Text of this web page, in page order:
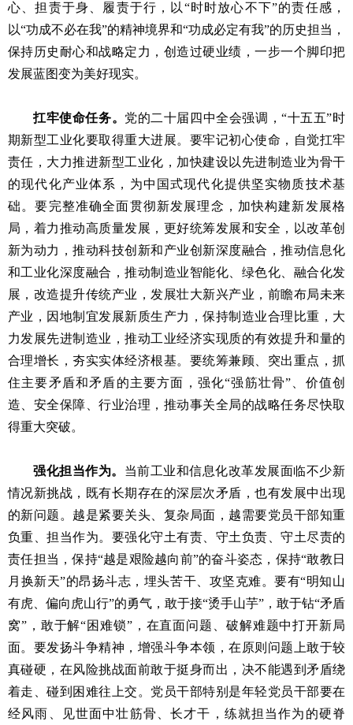
心、担责于身、履责于行，以“时时放心不下”的责任感，
以“功成不必在我”的精神境界和“功成必定有我”的历史担当，
保持历史耐心和战略定力，创造过硬业绩，一步一个脚印把
发展蓝图变为美好现实。
扛牢使命任务。 党的二十届四中全会强调，“十五五”时
期新型工业化要取得重大进展。要牢记初心使命，自觉扛牢
责任，大力推进新型工业化，加快建设以先进制造业为骨干
的现代化产业体系，为中国式现代化提供坚实物质技术基
础。要完整准确全面贯彻新发展理念，加快构建新发展格
局，着力推动高质量发展，更好统筹发展和安全，以改革创
新为动力，推动科技创新和产业创新深度融合，推动信息化
和工业化深度融合，推动制造业智能化、绿色化、融合化发
展，改造提升传统产业，发展壮大新兴产业，前瞻布局未来
产业，因地制宜发展新质生产力，保持制造业合理比重，大
力发展先进制造业，推动工业经济实现质的有效提升和量的
合理增长，夯实实体经济根基。要统筹兼顾、突出重点，抓
住主要矛盾和矛盾的主要方面，强化“强筋壮骨”、价值创
造、安全保障、行业治理，推动事关全局的战略任务尽快取
得重大突破。
强化担当作为。 当前工业和信息化改革发展面临不少新
情况新挑战，既有长期存在的深层次矛盾，也有发展中出现
的新问题。越是紧要关头、复杂局面，越需要党员干部知重
负重、担当作为。要强化守土有责、守土负责、守土尽责的
责任担当，保持“越是艰险越向前”的奋斗姿态，保持“敢教日
月换新天”的昂扬斗志，埋头苦干、攻坚克难。要有“明知山
有虎、偏向虎山行”的勇气，敢于接“烫手山芋”，敢于钻“矛盾
窝”，敢于解“困难锁”，在直面问题、破解难题中打开新局
面。要发扬斗争精神，增强斗争本领，在原则问题上敢于较
真碰硬，在风险挑战面前敢于挺身而出，决不能遇到矛盾绕
着走、碰到困难往上交。党员干部特别是年轻党员干部要在
经风雨、见世面中壮筋骨、长才干，练就担当作为的硬脊